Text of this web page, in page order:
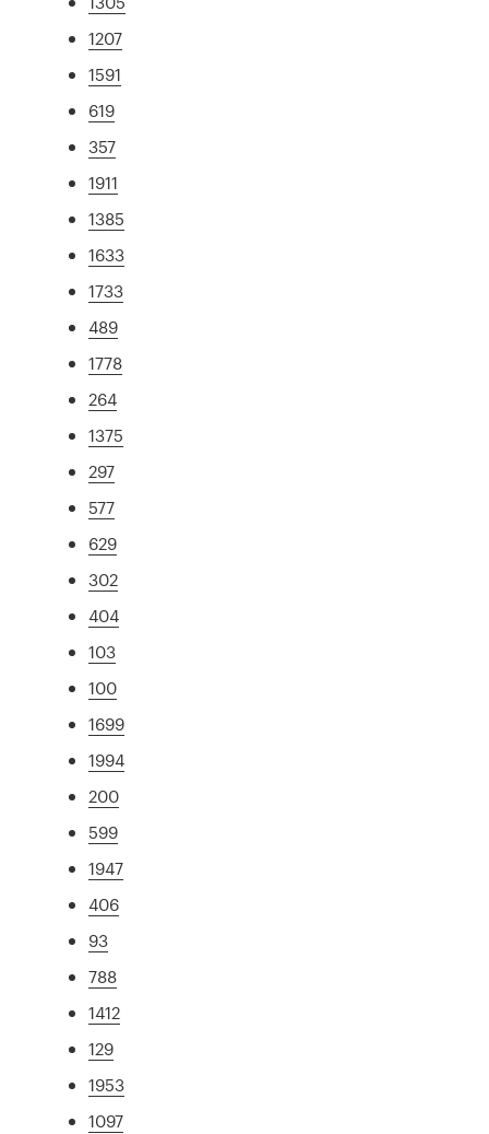
1207
1591
619
357
1911
1385
1633
1733
489
1778
264
1375
297
577
629
302
404
103
100
1699
1994
200
599
1947
406
93
788
1412
129
1953
1097